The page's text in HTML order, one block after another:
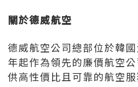
關於德威航空
德威航空公司總部位於韓
年起作為領先的廉價航空
供高性價比且可靠的航空